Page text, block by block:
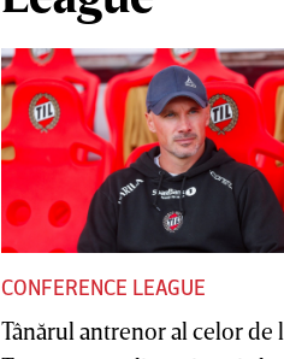
CONFERENCE LEAGUE
Tânărul antrenor al celor de